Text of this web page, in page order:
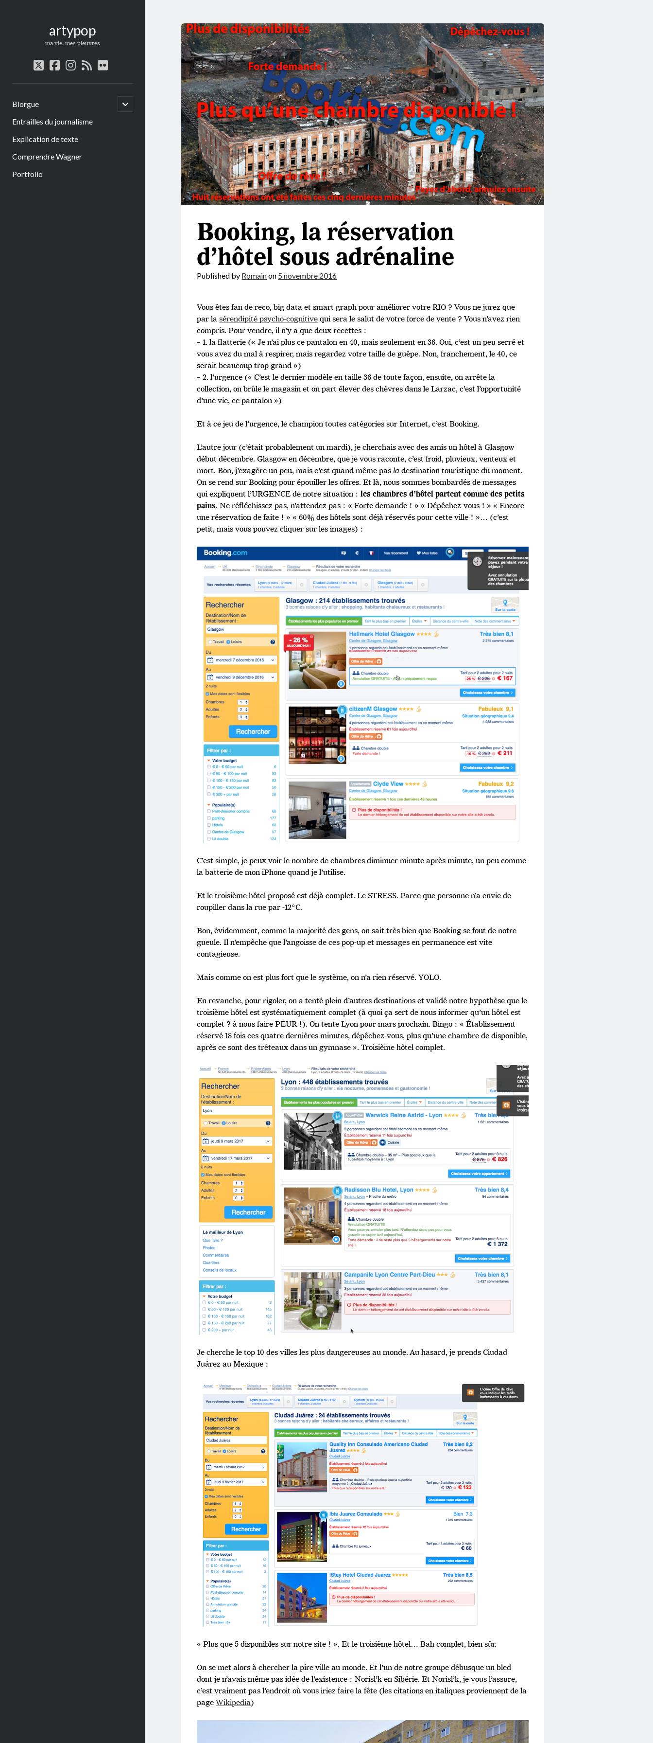
artypop
ma vie, mes pieuvres
twitterfacebook
instagram
rssflickr
Blorgue
open
child
Entrailles du journalisme
Explication de texte
Comprendre Wagner
Portfolio
Booking, la réservation
d’hôtel sous adrénaline
Published by Romainon 5 novembre 2016
Vous êtes fan de reco, big data et smart graph pour améliorer votre RIO ? Vous ne jurez que
par lasérendipité psycho-cognitivequi sera le salut de votre force de vente ? Vous n’avez rien
compris. Pour vendre, il n’y a que deux recettes :
– 1. la flatterie (« Je n’ai plus ce pantalon en 40, mais seulement en 36. Oui, c’est un peu serré et
vous avez du mal à respirer, mais regardez votre taille de guêpe. Non, franchement, le 40, ce
serait beaucoup trop grand »)
– 2. l’urgence (« C’est le dernier modèle en taille 36 de toute façon, ensuite, on arrête la
collection, on brûle le magasin et on part élever des chèvres dans le Larzac, c’est l’opportunité
d’une vie, ce pantalon »)
Et à ce jeu de l’urgence, le champion toutes catégories sur Internet, c’est Booking.
L’autre jour (c’était probablement un mardi), je cherchais avec des amis un hôtel à Glasgow
début décembre. Glasgow en décembre, que je vous raconte, c’est froid, pluvieux, venteux et
mort. Bon, j’exagère un peu, mais c’est quand même pas ladestination touristique du moment.
On se rend sur Booking pour épouiller les offres. Et là, nous sommes bombardés de messages
qui expliquent l’URGENCE de notre situation :les chambres d’hôtel partent comme des petits
pains. Ne réfléchissez pas, n’attendez pas : « Forte demande ! » « Dépêchez-vous ! » « Encore
une réservation de faite ! » « 60% des hôtels sont déjà réservés pour cette ville ! »… (c’est
petit, mais vous pouvez cliquer sur les images) :
C’est simple, je peux voir le nombre de chambres diminuer minute après minute, un peu comme
la batterie de mon iPhone quand je l’utilise.
Et le troisième hôtel proposé est déjà complet. Le STRESS. Parce que personne n’a envie de
roupiller dans la rue par -12°C.
Bon, évidemment, comme la majorité des gens, on sait très bien que Booking se fout de notre
gueule. Il n’empêche que l’angoisse de ces pop-up et messages en permanence est vite
contagieuse.
Mais comme on est plus fort que le système, on n’a rien réservé. YOLO.
En revanche, pour rigoler, on a tenté plein d’autres destinations et validé notre hypothèse que le
troisième hôtel est systématiquement complet (à quoi ça sert de nous informer qu’un hôtel est
complet ? à nous faire PEUR !). On tente Lyon pour mars prochain. Bingo : « Établissement
réservé 18 fois ces quatre dernières minutes, dépêchez-vous, plus qu’une chambre de disponible,
après ce sont des tréteaux dans un gymnase ». Troisième hôtel complet.
Je cherche le top 10 des villes les plus dangereuses au monde. Au hasard, je prends Ciudad
Juárez au Mexique :
« Plus que 5 disponibles sur notre site ! ». Et le troisième hôtel… Bah complet, bien sûr.
On se met alors à chercher la pire ville au monde. Et l’un de notre groupe débusque un bled
dont je n’avais même pas idée de l’existence : Norisl’k en Sibérie. Et Norisl’k, je vous l’assure,
c’est vraiment pas l’endroit où vous iriez faire la fête (les citations en italiques proviennent de la
pageWikipedia)